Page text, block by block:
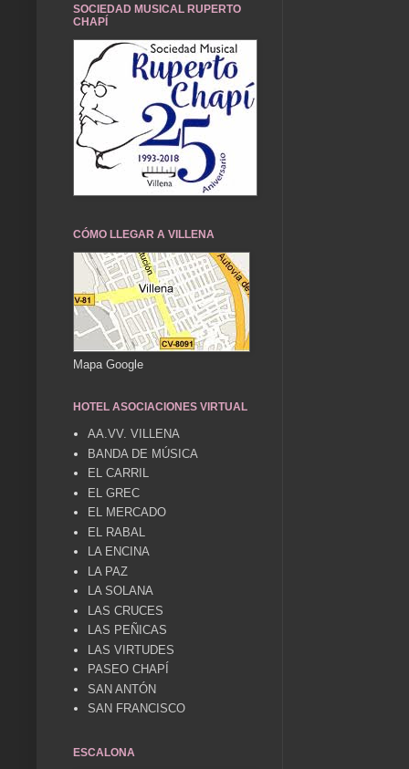
SOCIEDAD MUSICAL RUPERTO
CHAPÍ
CÓMO LLEGAR A VILLENA
Mapa Google
HOTEL ASOCIACIONES VIRTUAL
AA.VV. VILLENA
BANDA DE MÚSICA
EL CARRIL
EL GREC
EL MERCADO
EL RABAL
LA ENCINA
LA PAZ
LA SOLANA
LAS CRUCES
LAS PEÑICAS
LAS VIRTUDES
PASEO CHAPÍ
SAN ANTÓN
SAN FRANCISCO
ESCALONA